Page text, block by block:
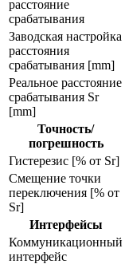
расстояние
срабатывания
Заводская настройка
расстояния
срабатывания [mm]
Реальное расстояние
срабатывания Sr
[mm]
Точность/
погрешность
Гистерезис [% от Sr]
Смещение точки
переключения [% от
Sr]
Интерфейсы
Коммуникационный
интерфейс